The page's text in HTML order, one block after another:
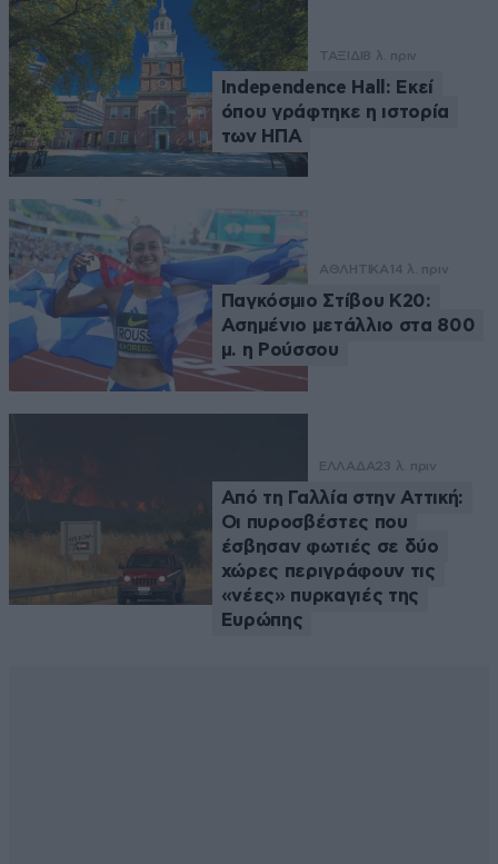
ΤΑΞΙΔΙ8 λ. πριν
Independence Hall: Εκεί
όπου γράφτηκε η ιστορία
των ΗΠΑ
ΑΘΛΗΤΙΚΑ 14 λ. πριν
Παγκόσμιο Στίβου Κ20:
Ασημένιο μετάλλιο στα 800
μ. η Ρούσσου
ΕΛΛΑΔΑ23 λ. πριν
Από τη Γαλλία στην Αττική:
Οι πυροσβέστες που
έσβησαν φωτιές σε δύο
χώρες περιγράφουν τις
«νέες» πυρκαγιές της
Ευρώπης